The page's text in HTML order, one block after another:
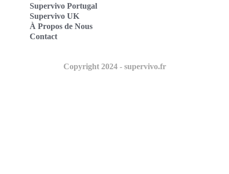
Supervivo Portugal
Supervivo UK
À Propos de Nous
Contact
Copyright 2024 - supervivo.fr